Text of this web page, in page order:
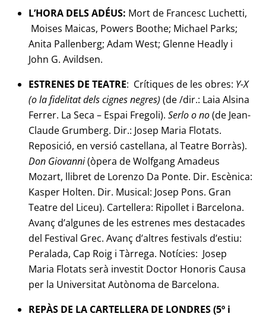
L’HORA DELS ADÉUS: Mort de Francesc Luchetti,
Moises Maicas, Powers Boothe; Michael Parks;
Anita Pallenberg; Adam West; Glenne Headly i
John G. Avildsen.
ESTRENES DE TEATRE: Crítiques de les obres: Y-X
(o la fidelitat dels cignes negres) (de /dir.: Laia Alsina
Ferrer. La Seca – Espai Fregoli). Serlo o no(de Jean-
Claude Grumberg. Dir.: Josep Maria Flotats.
Reposició, en versió castellana, al Teatre Borràs).
Don Giovanni(òpera de Wolfgang Amadeus
Mozart, llibret de Lorenzo Da Ponte. Dir. Escènica:
Kasper Holten. Dir. Musical: Josep Pons. Gran
Teatre del Liceu). Cartellera: Ripollet i Barcelona.
Avanç d’algunes de les estrenes mes destacades
del Festival Grec. Avanç d’altres festivals d’estiu:
Peralada, Cap Roig i Tàrrega. Notícies: Josep
Maria Flotats serà investit Doctor Honoris Causa
per la Universitat Autònoma de Barcelona.
REPÀS DE LA CARTELLERA DE LONDRES (5º i